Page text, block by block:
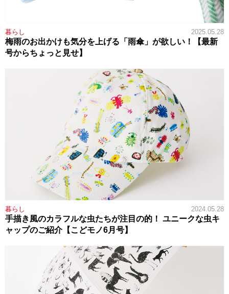
暮らし 2025.05.28
梅雨のお出かけも気分を上げる「雨傘」が欲しい！【最新
号からちょっと見せ】
暮らし 2024.05.28
手描き風のカラフルな虫たちが注目の的！ ユニークな虫キ
ャップのご紹介【こどモノ6月号】